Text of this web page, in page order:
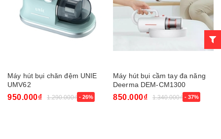
Máy hút bụi chăn đệm UNIE
UMV62
950.000₫ 1.290.000₫ - 26%
Máy hút bụi cầm tay đa năng
Deerma DEM-CM1300
850.000₫ 1.340.000₫ - 37%